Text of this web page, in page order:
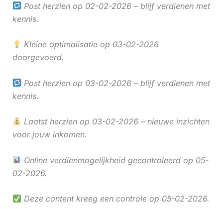
Post herzien op 02-02-2026 – blijf verdienen met
kennis.
Kleine optimalisatie op 03-02-2026
doorgevoerd.
Post herzien op 03-02-2026 – blijf verdienen met
kennis.
Laatst herzien op 03-02-2026 – nieuwe inzichten
voor jouw inkomen.
Online verdienmogelijkheid gecontroleerd op 05-
02-2026.
Deze content kreeg een controle op 05-02-2026.